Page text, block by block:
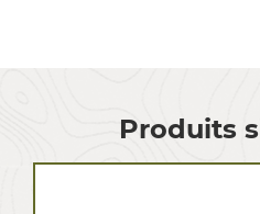
Produits